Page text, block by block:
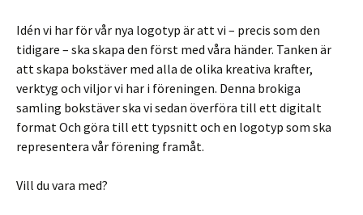
Idén vi har för vår nya logotyp är att vi – precis som den
tidigare – ska skapa den först med våra händer. Tanken är
att skapa bokstäver med alla de olika kreativa krafter,
verktyg och viljor vi har i föreningen. Denna brokiga
samling bokstäver ska vi sedan överföra till ett digitalt
format Och göra till ett typsnitt och en logotyp som ska
representera vår förening framåt.
Vill du vara med?